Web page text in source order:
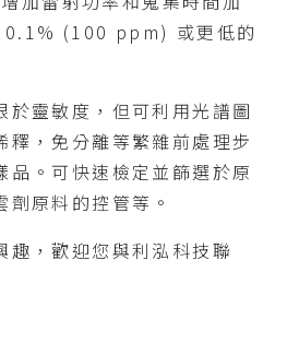
0.1% (100 ppm) 或更低的
於靈敏度，但可利用光譜圖
釋，免分離等繁雜前處理步
品。可快速檢定並篩選於原
原料的控管等。
趣，歡迎您與利泓科技聯